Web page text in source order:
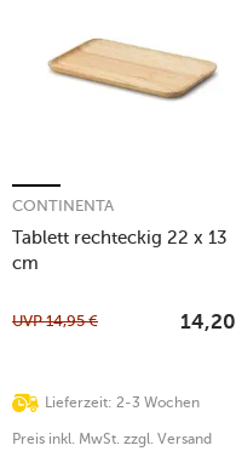
Tablett rechteckig 22 x 13
cm
CONTINENTA
Lieferzeit: 2-3 Wochen
UVP14,95 € 14,20
Preis inkl. MwSt. zzgl. Versand